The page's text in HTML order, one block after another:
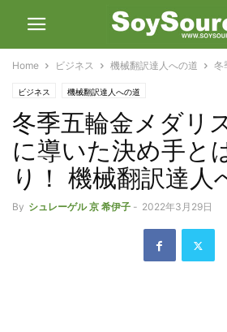
Home ビジネス 機械翻訳達人への道 冬
ビジネス 機械翻訳達人への道
冬季五輪金メダリ
に導いた決め手と
り！ 機械翻訳達人
By シュレーゲル 京 希伊子 - 2022年3月29日